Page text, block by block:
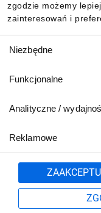
zgodzie możemy
zainteresowań i
zgody
Niezbędne
Funkcjonalne
Analityczne /
Reklamowe
801